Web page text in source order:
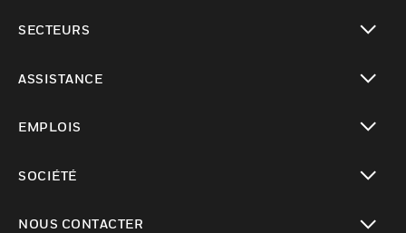
SECTEURS
ASSISTANCE
EMPLOIS
SOCIÉTÉ
NOUS CONTACTER